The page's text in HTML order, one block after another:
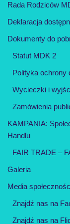
Rada Rodziców
Deklaracja
Dokumenty do
Statut MDK 2
Polityka ochrony
Wycieczki i
Zamówienia
KAMPANIA:
Handlu
FAIR TRADE –
Galeria
Media
Znajdź nas na
Znajdź nas na